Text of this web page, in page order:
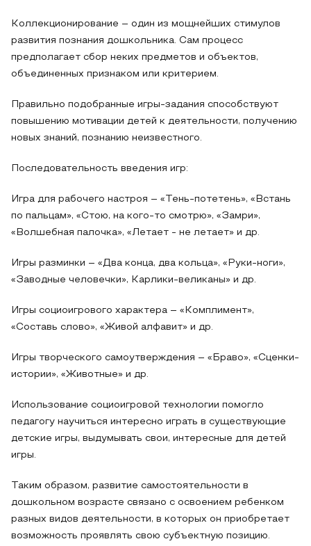
Коллекционирование – один из мощнейших стимулов
развития познания дошкольника. Сам процесс
предполагает сбор неких предметов и объектов,
объединенных признаком или критерием.
Правильно подобранные игры-задания способствуют
повышению мотивации детей к деятельности, получению
новых знаний, познанию неизвестного.
Последовательность введения игр:
Игра для рабочего настроя – «Тень-потетень», «Встань
по пальцам», «Стою, на кого-то смотрю», «Замри»,
«Волшебная палочка», «Летает - не летает» и др.
Игры разминки – «Два конца, два кольца», «Руки-ноги»,
«Заводные человечки», Карлики-великаны» и др.
Игры социоигрового характера – «Комплимент»,
«Составь слово», «Живой алфавит» и др.
Игры творческого самоутверждения – «Браво», «Сценки-
истории», «Животные» и др.
Использование социоигровой технологии помогло
педагогу научиться интересно играть в существующие
детские игры, выдумывать свои, интересные для детей
игры.
Таким образом, развитие самостоятельности в
дошкольном возрасте связано с освоением ребенком
разных видов деятельности, в которых он приобретает
возможность проявлять свою субъектную позицию.